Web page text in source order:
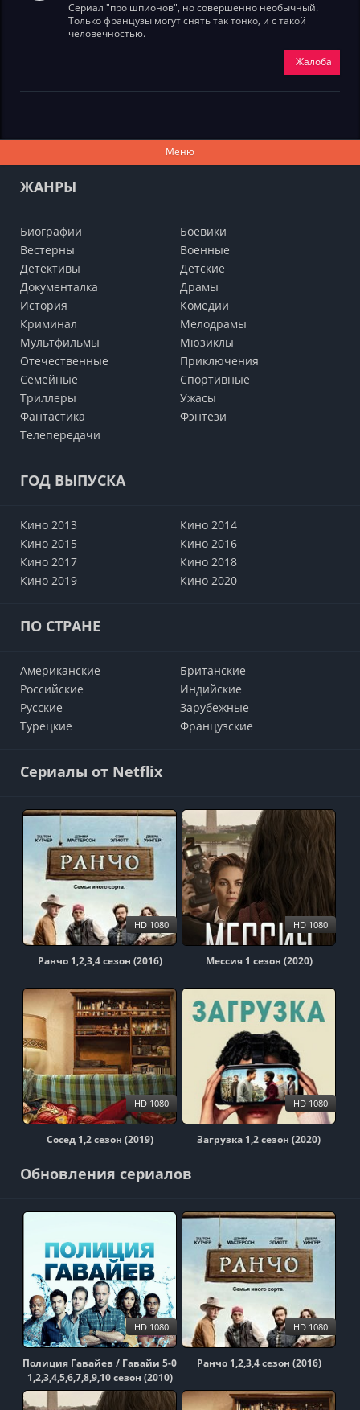
Сериал "про шпионов", но совершенно необычный.
Только французы могут снять так тонко, и с такой
человечностью.
Жалоба
Меню
ЖАНРЫ
Биографии
Боевики
Вестерны
Военные
Детективы
Детские
Документалка
Драмы
История
Комедии
Криминал
Мелодрамы
Мультфильмы
Мюзиклы
Отечественные
Приключения
Семейные
Cпортивные
Триллеры
Ужасы
Фантастика
Фэнтези
Телепередачи
ГОД ВЫПУСКА
Кино 2013
Кино 2014
Кино 2015
Кино 2016
Кино 2017
Кино 2018
Кино 2019
Кино 2020
ПО СТРАНЕ
Американские
Британские
Российские
Индийские
Русские
Зарубежные
Турецкие
Французские
Сериалы от Netflix
Ранчо 1,2,3,4 сезон (2016)
HD 1080
Мессия 1 сезон (2020)
HD 1080
Сосед 1,2 сезон (2019)
HD 1080
Загрузка 1,2 сезон (2020)
HD 1080
Обновления сериалов
Полиция Гавайев / Гавайи 5-0
1,2,3,4,5,6,7,8,9,10 сезон (2010)
HD 1080
Ранчо 1,2,3,4 сезон (2016)
HD 1080